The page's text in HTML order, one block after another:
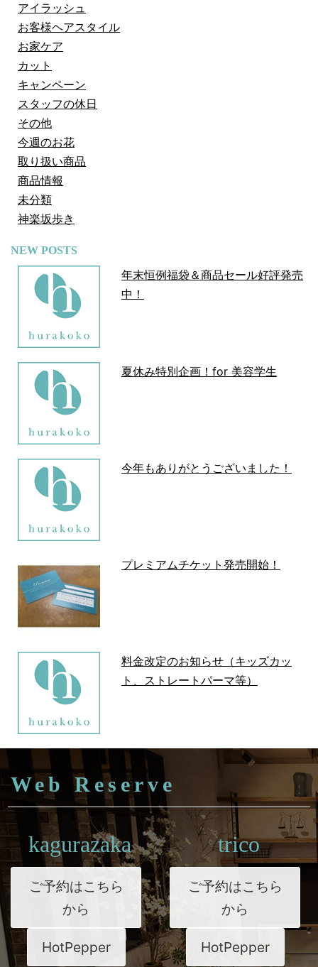
アイラッシュ
お客様ヘアスタイル
お家ケア
カット
キャンペーン
スタッフの休日
その他
今週のお花
取り扱い商品
商品情報
未分類
神楽坂歩き
NEW POSTS
年末恒例福袋＆商品セール好評発売
中！
夏休み特別企画！for 美容学生
今年もありがとうございました！
プレミアムチケット発売開始！
料金改定のお知らせ（キッズカッ
ト、ストレートパーマ等）
Web Reserve
kagurazaka
ご予約はこちら
から
HotPepper
trico
ご予約はこちら
から
HotPepper